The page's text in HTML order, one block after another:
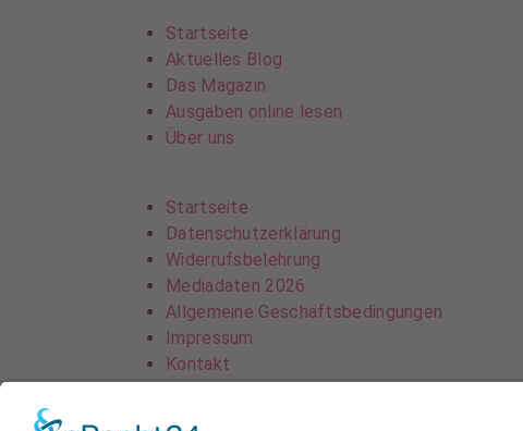
Startseite
Aktuelles Blog
Das Magazin
Ausgaben online lesen
Über uns
Startseite
Datenschutzerklärung
Widerrufsbelehrung
Mediadaten 2026
Allgemeine Geschäftsbedingungen
Impressum
Kontakt